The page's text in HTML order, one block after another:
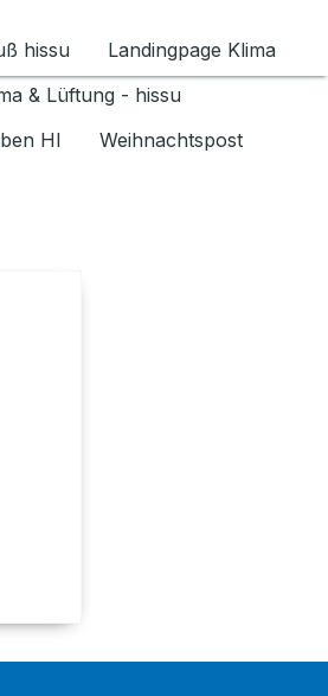
umschalten
hissu
Landingpage Klima
& Lüftung - hissu
HI
Weihnachtspost